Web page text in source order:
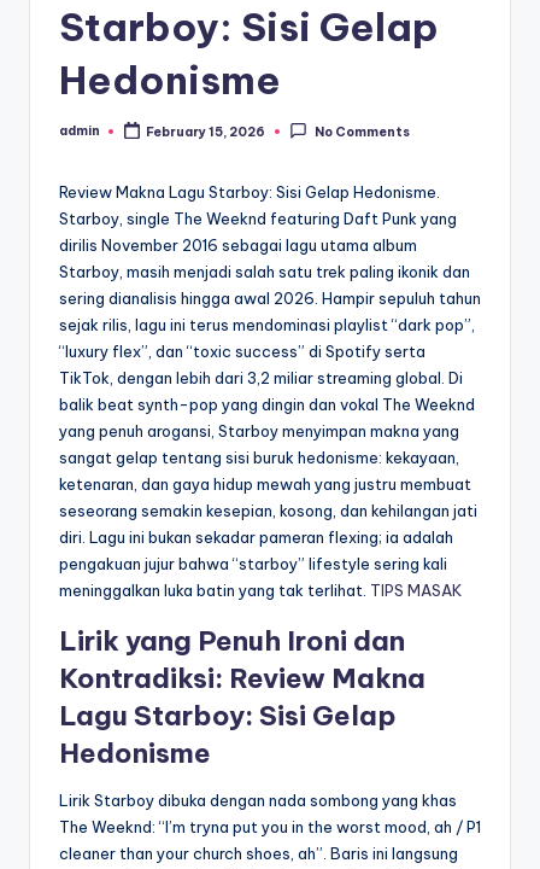
Starboy: Sisi Gelap
Hedonisme
Posted
admin February 15, 2026 No Comments
Review Makna Lagu Starboy: Sisi Gelap Hedonisme.
Starboy, single The Weeknd featuring Daft Punk yang
dirilis November 2016 sebagai lagu utama album
Starboy, masih menjadi salah satu trek paling ikonik dan
sering dianalisis hingga awal 2026. Hampir sepuluh tahun
sejak rilis, lagu ini terus mendominasi playlist “dark pop”,
“luxury flex”, dan “toxic success” di Spotify serta
TikTok, dengan lebih dari 3,2 miliar streaming global. Di
balik beat synth-pop yang dingin dan vokal The Weeknd
yang penuh arogansi, Starboy menyimpan makna yang
sangat gelap tentang sisi buruk hedonisme: kekayaan,
ketenaran, dan gaya hidup mewah yang justru membuat
seseorang semakin kesepian, kosong, dan kehilangan jati
diri. Lagu ini bukan sekadar pameran flexing; ia adalah
pengakuan jujur bahwa “starboy” lifestyle sering kali
meninggalkan luka batin yang tak terlihat. TIPS MASAK
Lirik yang Penuh Ironi dan
Kontradiksi: Review Makna
Lagu Starboy: Sisi Gelap
Hedonisme
Lirik Starboy dibuka dengan nada sombong yang khas
The Weeknd: “I’m tryna put you in the worst mood, ah / P1
cleaner than your church shoes, ah”. Baris ini langsung